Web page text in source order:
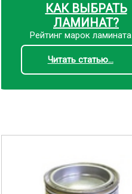
КАК ВЫБРАТЬ
ЛАМИНАТ?
Рейтинг марок ламината
Читать статью...